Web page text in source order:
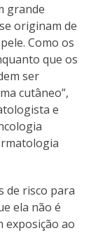
grande
originam de
Como os
que os
ser
cutâneo”,
e
de risco para
ela não é
exposição ao